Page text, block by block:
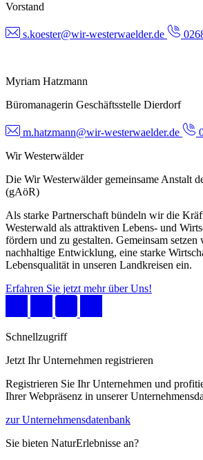
Vorstand
s.koester@wir-westerwaelder.de
Myriam Hatzmann
Büromanagerin Geschäftsstelle Dierdorf
m.hatzmann@wir-westerwaelder.de
Wir Westerwälder
Die Wir Westerwälder gemeinsame Anstalt
(gAöR)
Als starke Partnerschaft bündeln wir die
Westerwald als attraktiven Lebens- und
fördern und zu gestalten. Gemeinsam
nachhaltige Entwicklung, eine starke
Lebensqualität in unseren Landkreisen ein.
Erfahren Sie jetzt mehr über Uns!
Schnellzugriff
Jetzt Ihr Unternehmen registrieren
Registrieren Sie Ihr Unternehmen und
Ihrer Webpräsenz in unserer
zur Unternehmensdatenbank
Sie bieten NaturErlebnisse an?